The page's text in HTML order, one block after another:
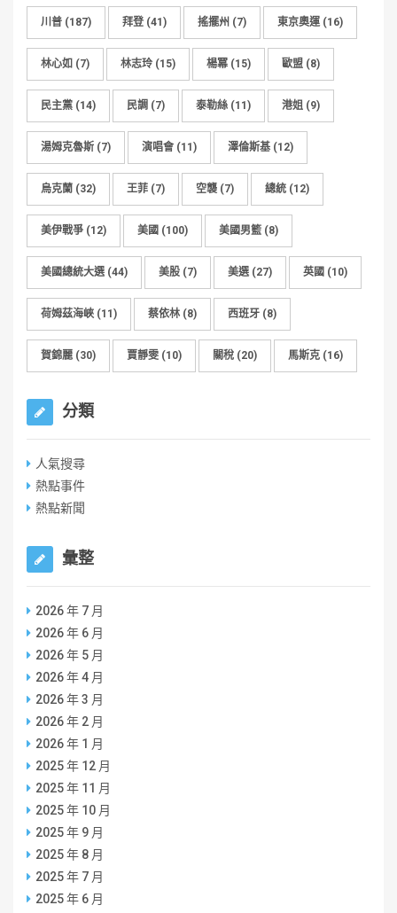
川普 (187) 拜登 (41) 搖擺州 (7) 東京奧運(16)
林心如 (7) 林志玲 (15) 楊冪 (15) 歐盟 (8)
民主黨 (14) 民調 (7) 泰勒絲 (11) 港姐 (9)
湯姆克魯斯 (7) 演唱會 (11) 澤倫斯基 (12)
烏克蘭 (32) 王菲 (7) 空襲 (7) 總統 (12)
美伊戰爭 (12) 美國 (100) 美國男籃 (8)
美國總統大選(44) 美股 (7) 美選(27) 英國 (10)
荷姆茲海峽 (11) 蔡依林 (8) 西班牙 (8)
賀錦麗 (30) 賈靜雯 (10) 關稅 (20) 馬斯克 (16)
分類
人氣搜尋
熱點事件
熱點新聞
彙整
2026 年 7 月
2026 年 6 月
2026 年 5 月
2026 年 4 月
2026 年 3 月
2026 年 2 月
2026 年 1 月
2025 年 12 月
2025 年 11 月
2025 年 10 月
2025 年 9 月
2025 年 8 月
2025 年 7 月
2025 年 6 月